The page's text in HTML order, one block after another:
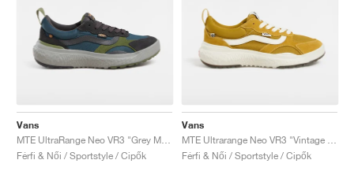
Vans
Férfi & Női / Sportstyle / Cipők
Vans
Férfi & Női / Sportstyle / Cipők